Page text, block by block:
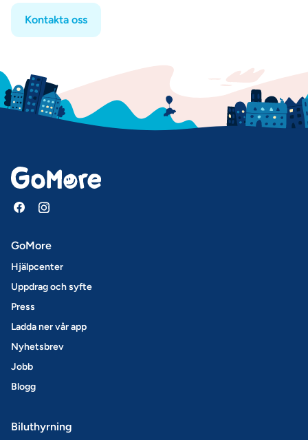
Kontakta oss
GoMore
Hjälpcenter
Uppdrag och syfte
Press
Ladda ner vår app
Nyhetsbrev
Jobb
Blogg
Biluthyrning